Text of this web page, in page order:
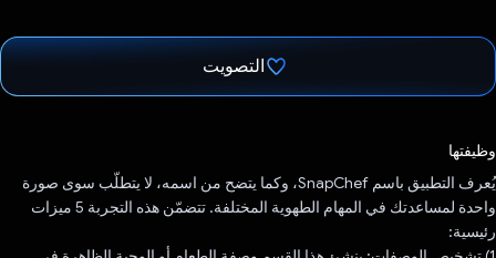
التصويت
وظيفتها
يُعرف التطبيق باسم SnapChef، وكما يتضح من اسمه، لا يتطلّب سوى صورة
واحدة لمساعدتك في المهام الطهوية المختلفة. تتضمّن هذه التجربة 5 ميزات
رئيسية: